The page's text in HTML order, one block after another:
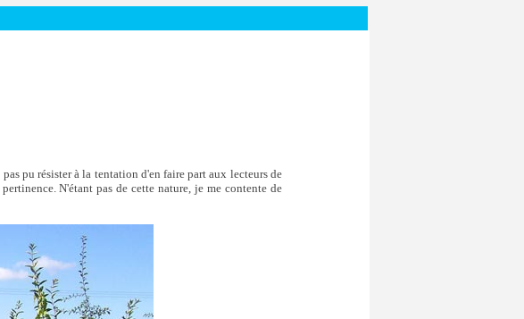
pu résister à la tentation d'en faire part aux lecteurs de
N'étant pas de cette nature, je me contente de